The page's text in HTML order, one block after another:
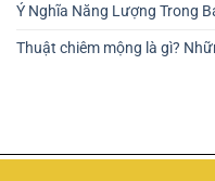
Ý Nghĩa Năng Lượng Trong
Thuật chiêm mộng là gì?